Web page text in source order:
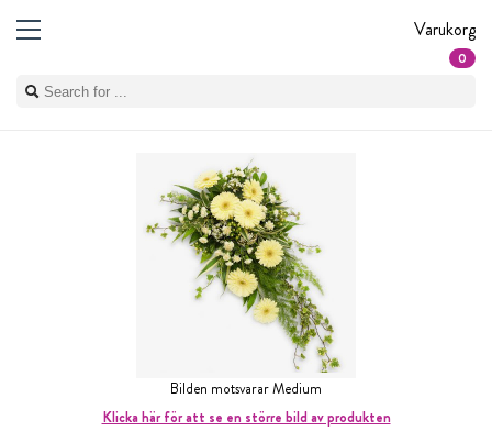
Varukorg
0
Bilden motsvarar Medium
Klicka här för att se en större bild av produkten